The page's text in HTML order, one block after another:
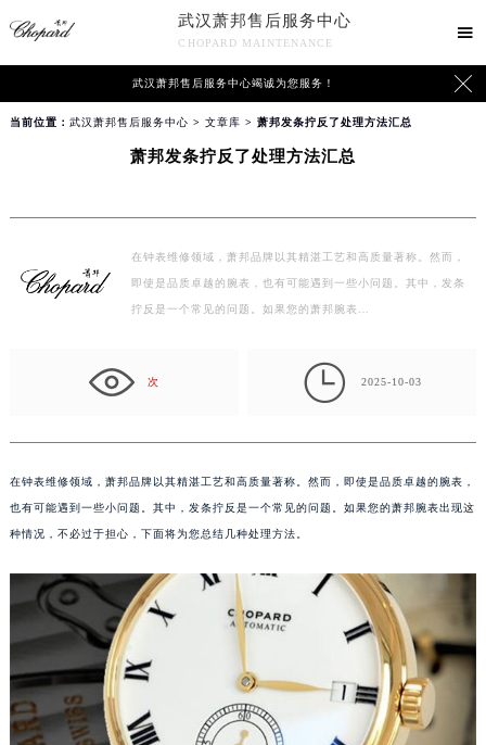
武汉萧邦售后服务中心
CHOPARD MAINTENANCE

武汉萧邦售后服务中心竭诚为您服务！ 
当前位置： 武汉萧邦售后服务中心 > 文章库 > 萧邦发条拧反了处理方法汇总
萧邦发条拧反了处理方法汇总
在钟表维修领域，萧邦品牌以其精湛工艺和高质量著称。然而，
即使是品质卓越的腕表，也有可能遇到一些小问题。其中，发条
拧反是一个常见的问题。如果您的萧邦腕表…
次  2025-10-03
在钟表维修领域，萧邦品牌以其精湛工艺和高质量著称。然而，即使是品质卓越的腕表，
也有可能遇到一些小问题。其中，发条拧反是一个常见的问题。如果您的萧邦腕表出现这
种情况，不必过于担心，下面将为您总结几种处理方法。